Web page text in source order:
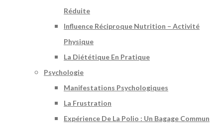
Réduite
Influence Réciproque Nutrition – Activité
Physique
La Diététique En Pratique
Psychologie
Manifestations Psychologiques
La Frustration
Expérience De La Polio : Un Bagage Commun